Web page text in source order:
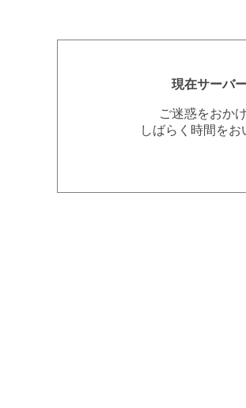
現在サーバ
ご迷惑をおか
しばらく時間を